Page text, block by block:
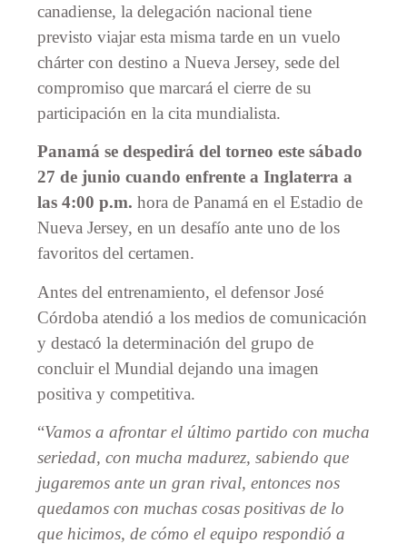
canadiense, la delegación nacional tiene
previsto viajar esta misma tarde en un vuelo
chárter con destino a Nueva Jersey, sede del
compromiso que marcará el cierre de su
participación en la cita mundialista.
Panamá se despedirá del torneo este sábado
27 de junio cuando enfrente a Inglaterra a
las 4:00 p.m. hora de Panamá en el Estadio de
Nueva Jersey, en un desafío ante uno de los
favoritos del certamen.
Antes del entrenamiento, el defensor José
Córdoba atendió a los medios de comunicación
y destacó la determinación del grupo de
concluir el Mundial dejando una imagen
positiva y competitiva.
“Vamos a afrontar el último partido con mucha
seriedad, con mucha madurez, sabiendo que
jugaremos ante un gran rival, entonces nos
quedamos con muchas cosas positivas de lo
que hicimos, de cómo el equipo respondió a